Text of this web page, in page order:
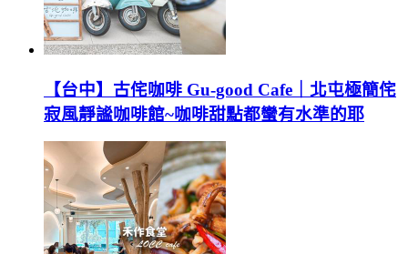
【台中】古侘咖啡 Gu-good Cafe｜北屯極簡侘
寂風靜謐咖啡館~咖啡甜點都蠻有水準的耶